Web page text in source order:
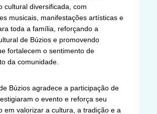
cultural diversificada, com
musicais, manifestações artísticas e
toda a família, reforçando a
de Búzios e promovendo
fortalecem o sentimento de
da comunidade.
Búzios agradece a participação de
o evento e reforça seu
em valorizar a cultura, a tradição e a